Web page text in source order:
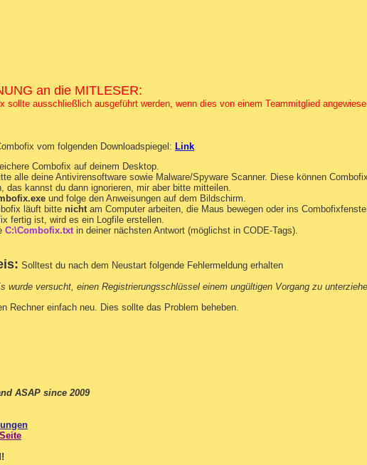
an die MITLESER:
sollte ausschließlich ausgeführt werden, wenn dies von einem Teammitglied
vom folgenden Downloadspiegel: Link
Combofix auf deinem Desktop.
alle deine Antivirensoftware sowie Malware/Spyware Scanner. Diese können
das kannst du dann ignorieren, mir aber bitte mitteilen.
und folge den Anweisungen auf dem Bildschirm.
läuft bitte nichtam Computer arbeiten, die Maus bewegen oder ins
fertig ist, wird es ein Logfile erstellen.
C:\Combofix.txtin deiner nächsten Antwort (möglichst in CODE-Tags).
Solltest du nach dem Neustart folgende Fehlermeldung erhalten
wurde versucht, einen Registrierungsschlüssel einem ungültigen Vorgang zu
Rechner einfach neu. Dies sollte das Problem beheben.
ASAP since 2009